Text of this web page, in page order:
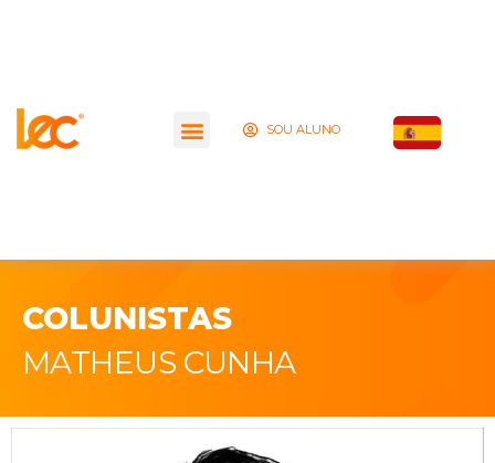
SOU ALUNO
COLUNISTAS
MATHEUS CUNHA